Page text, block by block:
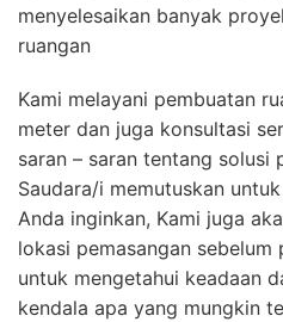
menyelesaikan banyak
ruangan
Kami melayani pembuatan
meter dan juga konsultasi
saran – saran tentang solusi
Saudara/i memutuskan
Anda inginkan, Kami juga
lokasi pemasangan sebelum
untuk mengetahui keadaan
kendala apa yang mungkin